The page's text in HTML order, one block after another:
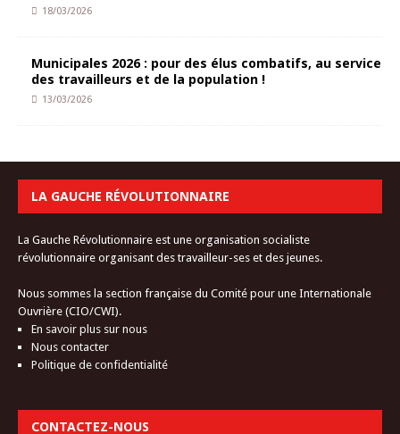
18/03/2026
Municipales 2026 : pour des élus combatifs, au service
des travailleurs et de la population !
13/03/2026
LA GAUCHE RÉVOLUTIONNAIRE
La Gauche Révolutionnaire est une organisation socialiste
révolutionnaire organisant des travailleur-ses et des jeunes.
Nous sommes la section française du Comité pour une Internationale
Ouvrière (CIO/CWI).
En savoir plus sur nous
Nous contacter
Politique de confidentialité
CONTACTEZ-NOUS